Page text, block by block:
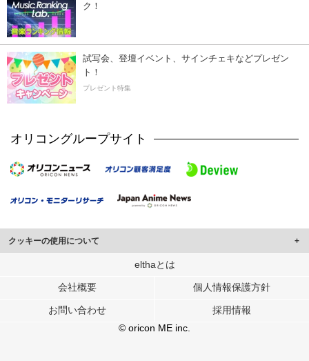
ク！
試写会、登壇イベント、サインチェキなどプレゼン
ト！
プレゼント特集
オリコングループサイト
クッキーの使用について
このサイトでは Cookie を使用して、ユーザーに合わせたコンテンツや広告の
行っています。
メディアや広告配信、データ解析の各パートナーに提供しています。
各パートナーは、この情報とユーザーが各パートナーに提供した他の情報や、
ユーザーが各パートナーのサービスを使用したときに収集した他の情報を組み
elthaとは
会社概要 個人情報保護方針
お問い合わせ
採用情報
© oricon ME inc.